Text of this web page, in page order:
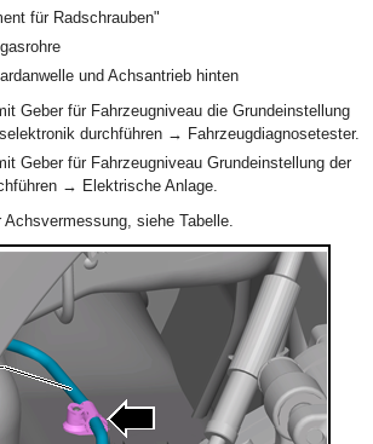
für Radschrauben"
und Achsantrieb hinten
Geber für Fahrzeugniveau die Grundeinstellung
durchführen → Fahrzeugdiagnosetester.
Geber für Fahrzeugniveau Grundeinstellung der
→ Elektrische Anlage.
siehe Tabelle.